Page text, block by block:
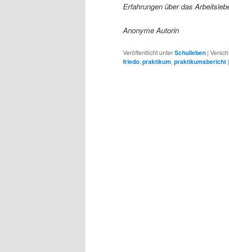
Erfahrungen über das
Anonyme Autorin
Veröffentlicht unterSchulleben |
friedo,praktikum,praktikumsbericht |